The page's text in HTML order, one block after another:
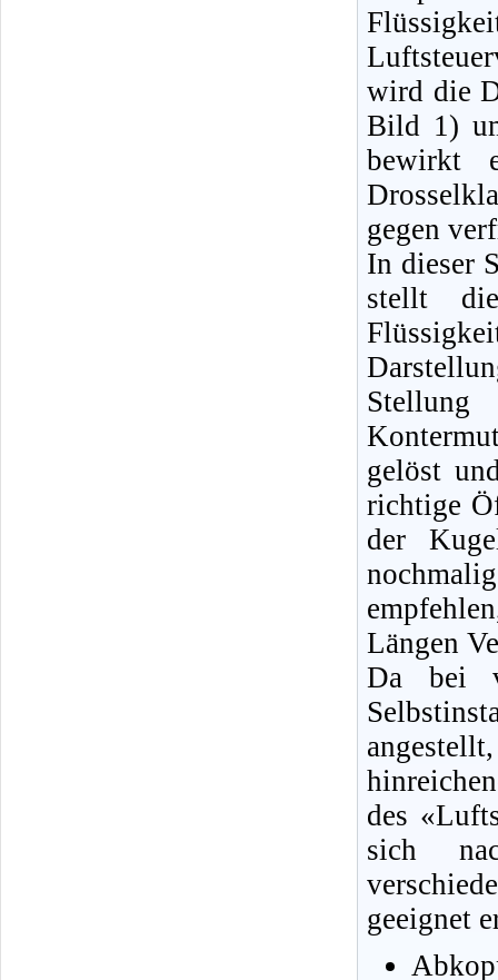
wird die
Bild 1)
bewirkt
gegen
In dieser
stellt
gelöst
richtige
der
Längen
Da bei
des
sich
geeignet